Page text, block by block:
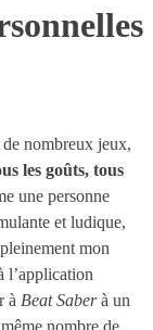
nombreux jeux,
les goûts, tous
une personne
et ludique,
mon
l’application
à Beat Saberà un